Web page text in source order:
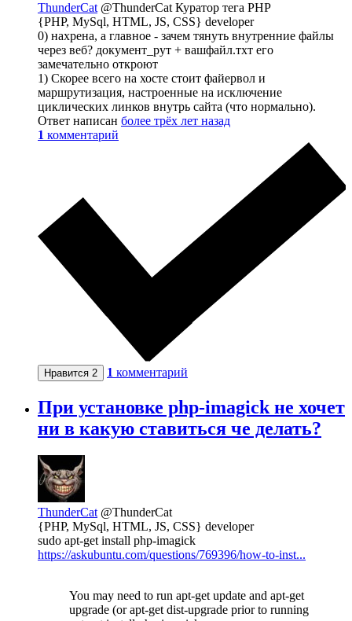
ThunderCat @ThunderCat Куратор тега PHP
{PHP, MySql, HTML, JS, CSS} developer
0) нахрена, а главное - зачем тянуть внутренние файлы
через веб? документ_рут + вашфайл.тхт его
замечательно откроют
1) Скорее всего на хосте стоит файервол и
маршрутизация, настроенные на исключение
циклических линков внутрь сайта (что нормально).
Ответ написан более трёх лет назад
1 комментарий
Нравится 2 1 комментарий
При установке php-imagick не хочет
ни в какую ставиться че делать?
ThunderCat @ThunderCat
{PHP, MySql, HTML, JS, CSS} developer
sudo apt-get install php-imagick
https://askubuntu.com/questions/769396/how-to-inst...
You may need to run apt-get update and apt-get
upgrade (or apt-get dist-upgrade prior to running